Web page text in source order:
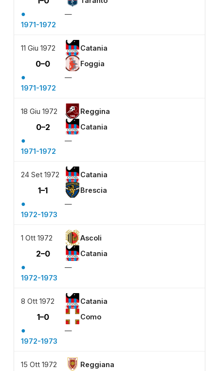
●
—
1971-1972
11 Giu 1972 Catania
0–0 Foggia
●
—
1971-1972
18 Giu 1972 Reggina
0–2 Catania
●
—
1971-1972
24 Set 1972 Catania
1–1 Brescia
●
—
1972-1973
1 Ott 1972 Ascoli
2–0 Catania
●
—
1972-1973
8 Ott 1972 Catania
1–0 Como
●
—
1972-1973
15 Ott 1972 Reggiana